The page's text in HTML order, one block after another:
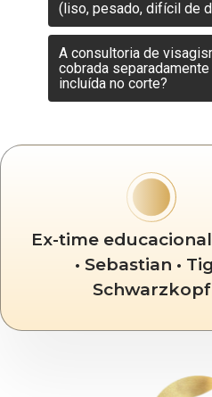
(liso, pesado, difícil de
A consultoria de
cobrada
incluída no corte?
Ex-time
• Sebastian •
Schwarzkopf